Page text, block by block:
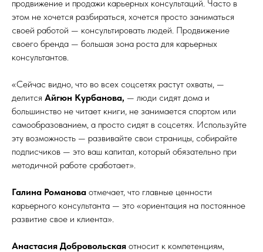
продвижение и продажи карьерных консультаций. Часто в
этом не хочется разбираться, хочется просто заниматься
своей работой — консультировать людей. Продвижение
своего бренда — большая зона роста для карьерных
консультантов.
«Сейчас видно, что во всех соцсетях растут охваты, —
делится Айгюн Курбанова, — люди сидят дома и
большинство не читает книги, не занимается спортом или
самообразованием, а просто сидят в соцсетях. Используйте
эту возможность — развивайте свои страницы, собирайте
подписчиков — это ваш капитал, который обязательно при
методичной работе сработает».
Галина Романова отмечает, что главные ценности
карьерного консультанта — это «ориентация на постоянное
развитие свое и клиента».
Анастасия Добровольская относит к компетенциям,